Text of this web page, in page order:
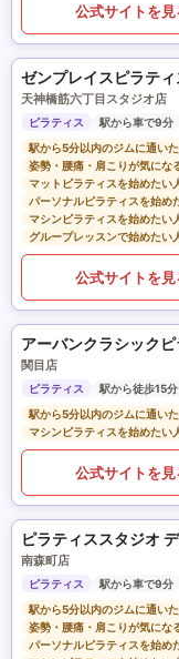
公式サイトを見
ゼンプレイスピラテ
天神橋筋六丁目スタジオ店
ピラティス
駅から車で9分
駅から5分以内のジムに通い
姿勢・腰痛・肩こりが気にな
マットピラティスを始めたい
パーソナルピラティスを始め
マシンピラティスを始めたい
グループレッスンで始めたい
公式サイトを見
関目店
ピラティス
駅から徒歩15分
駅から5分以内のジムに通い
マシンピラティスを始めたい
公式サイトを見
南森町店
ピラティス
駅から車で9分
駅から5分以内のジムに通い
姿勢・腰痛・肩こりが気にな
パーソナルピラティスを始め